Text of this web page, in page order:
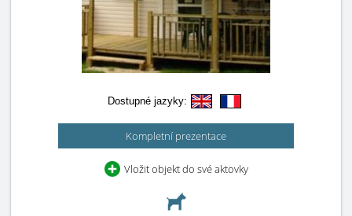
Dostupné jazyky:
Kompletní prezentace
Vložit objekt do své aktovky